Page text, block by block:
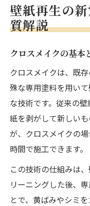
の本質
クロスメイ
クロスメイクな
クロスメイ
現
低コスト
魅力
クロスメイ
訣
壁紙張り替
ト効果
壁紙再生の
質解説
クロスメイクの基本
クロスメイクは、既
殊な専用塗料を用い
な技術です。従来の
紙を剥がして新しい
が、クロスメイクの
時間で施工できます。
この技術の仕組みは
リーニングした後、
とで、黄ばみやシミ